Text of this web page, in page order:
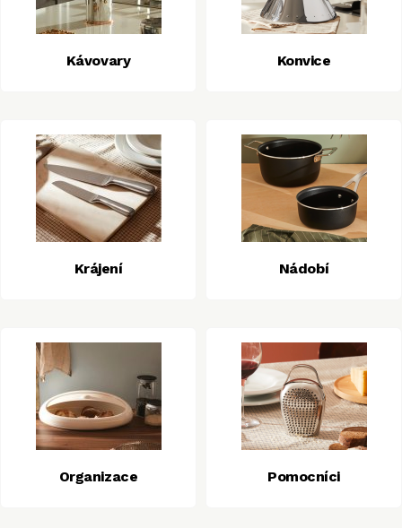
Kávovary Konvice
Krájení Nádobí
Organizace Pomocníci